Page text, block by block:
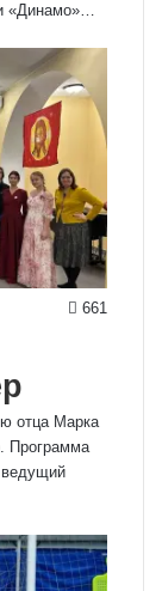
«Динамо»…
661
отца Марка
Программа
ведущий